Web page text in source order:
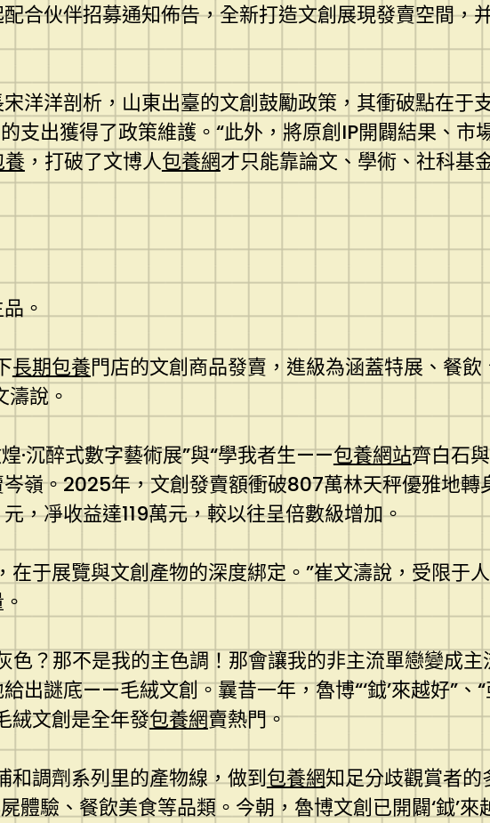
合伙伴招募通知佈告，全新打造文創展現發賣空間
洋洋剖析，山東出臺的文創鼓勵政策，其衝破點在于
支出獲得了政策維護。“此外，將原創IP開闢結果、市
，打破了文博人包養網才只能靠論文、學術、社科基
。
長期包養門店的文創商品發賣，進級為涵蓋特展、餐飲
說。
·沉醉式數字藝術展”與“學我者生——包養網站齊白石
嶺。2025年，文創發賣額衝破807萬林天秤優雅地轉
，凈收益達119萬元，較以往呈倍數級增加。
于展覽與文創產物的深度綁定。”崔文濤說，受限于
？那不是我的主色調！那會讓我的非主流單戀變成
出謎底——毛絨文創。曩昔一年，魯博“‘鉞’來越好”、
絨文創是全年發包養網賣熱門。
和調劑系列里的產物線，做到包養網知足分歧觀賞者
驗、餐飲美食等品類。今朝，魯博文創已開闢‘鉞’